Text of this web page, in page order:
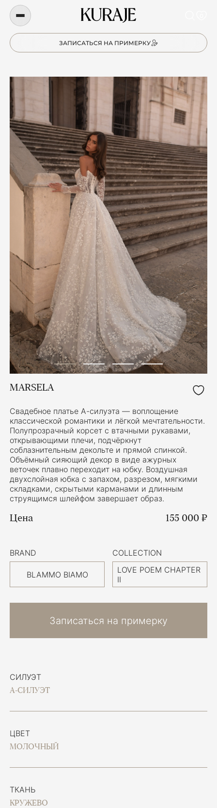
ЗАПИСАТЬСЯ НА ПРИМЕРКУ
СИЛУЭТ
А-СИЛУЭТ
ЦВЕТ
МОЛОЧНЫЙ
ТКАНЬ
КРУЖЕВО
MARSELA
Свадебное платье А-силуэта — воплощение
классической романтики и лёгкой мечтательности.
Полупрозрачный корсет с втачными рукавами,
открывающими плечи, подчёркнут
соблазнительным декольте и прямой спинкой.
Объёмный сияющий декор в виде ажурных
веточек плавно переходит на юбку. Воздушная
двухслойная юбка с запахом, разрезом, мягкими
складками, скрытыми карманами и длинным
струящимся шлейфом завершает образ.
Цена 155 000 ₽
BRAND
BLAMMO BIAMO
COLLECTION
LOVE POEM CHAPTER
II
Записаться на примерку